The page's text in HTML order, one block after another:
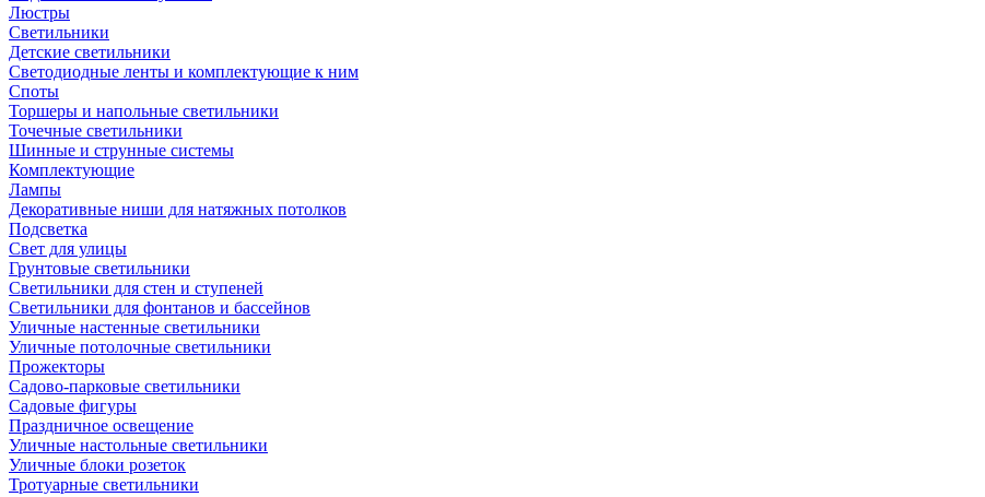
Люстры
Светильники
Детские светильники
Светодиодные ленты и комплектующие к ним
Споты
Торшеры и напольные светильники
Точечные светильники
Шинные и струнные системы
Комплектующие
Лампы
Декоративные ниши для натяжных потолков
Подсветка
Свет для улицы
Грунтовые светильники
Светильники для стен и ступеней
Светильники для фонтанов и бассейнов
Уличные настенные светильники
Уличные потолочные светильники
Прожекторы
Садово-парковые светильники
Садовые фигуры
Праздничное освещение
Уличные настольные светильники
Уличные блоки розеток
Тротуарные светильники